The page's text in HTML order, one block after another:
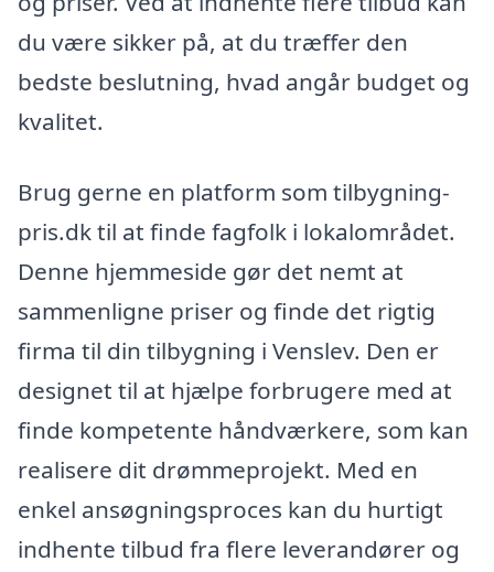
du være sikker på, at du træffer den
bedste beslutning, hvad angår budget og
kvalitet.
Brug gerne en platform som tilbygning-
pris.dk til at finde fagfolk i lokalområdet.
Denne hjemmeside gør det nemt at
sammenligne priser og finde det rigtig
firma til din tilbygning i Venslev. Den er
designet til at hjælpe forbrugere med at
finde kompetente håndværkere, som kan
realisere dit drømmeprojekt. Med en
enkel ansøgningsproces kan du hurtigt
indhente tilbud fra flere leverandører og